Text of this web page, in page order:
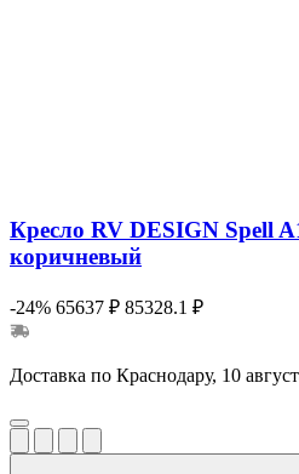
Кресло RV DESIGN Spell
коричневый
-24% 65637 ₽ 85328.1 ₽
Доставка по Краснодару, 10